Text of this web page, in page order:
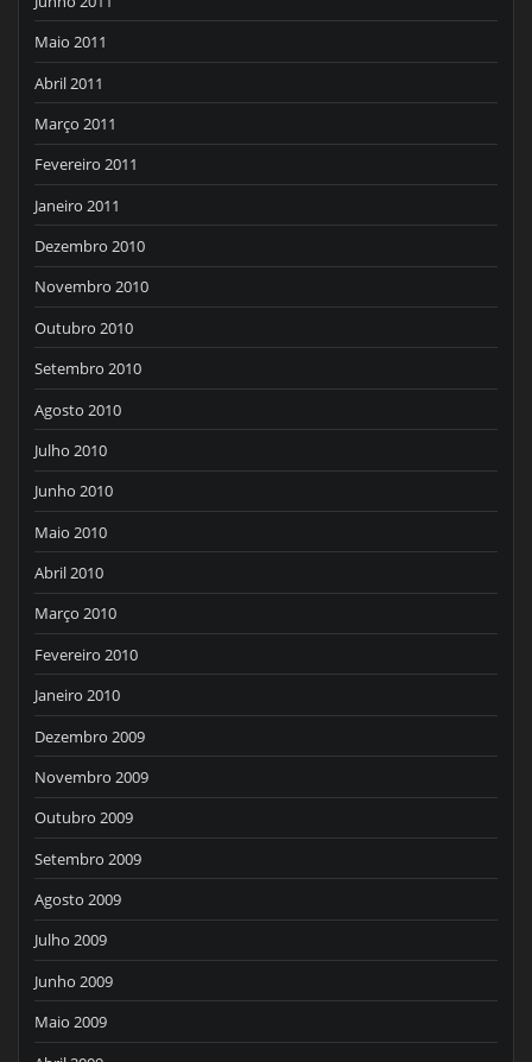
Maio 2011
Abril 2011
Março 2011
Fevereiro 2011
Janeiro 2011
Dezembro 2010
Novembro 2010
Outubro 2010
Setembro 2010
Agosto 2010
Julho 2010
Junho 2010
Maio 2010
Abril 2010
Março 2010
Fevereiro 2010
Janeiro 2010
Dezembro 2009
Novembro 2009
Outubro 2009
Setembro 2009
Agosto 2009
Julho 2009
Junho 2009
Maio 2009